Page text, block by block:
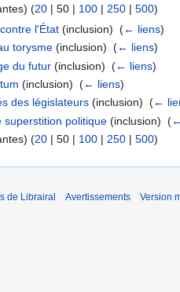
) (20 | 50 | 100 | 250 | 500)
l'État (inclusion) ‎(← liens)
torysme (inclusion) ‎(← liens)
du futur (inclusion) ‎(← liens)
(inclusion) ‎(← liens)
des législateurs (inclusion) ‎(←
superstition politique (inclusion) ‎(
) (20 | 50 | 100 | 250 | 500)
de Librairal Avertissements Version